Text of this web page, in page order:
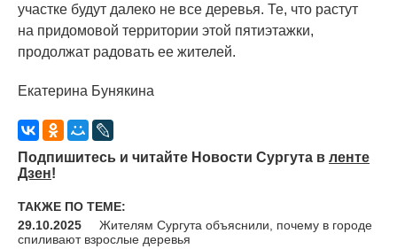
участке будут далеко не все деревья. Те, что растут
на придомовой территории этой пятиэтажки,
продолжат радовать ее жителей.
Екатерина Бунякина
Подпишитесь и читайте Новости Сургута в ленте
Дзен!
ТАКЖЕ ПО ТЕМЕ:
29.10.2025
Жителям Сургута объяснили, почему в городе
спиливают взрослые деревья